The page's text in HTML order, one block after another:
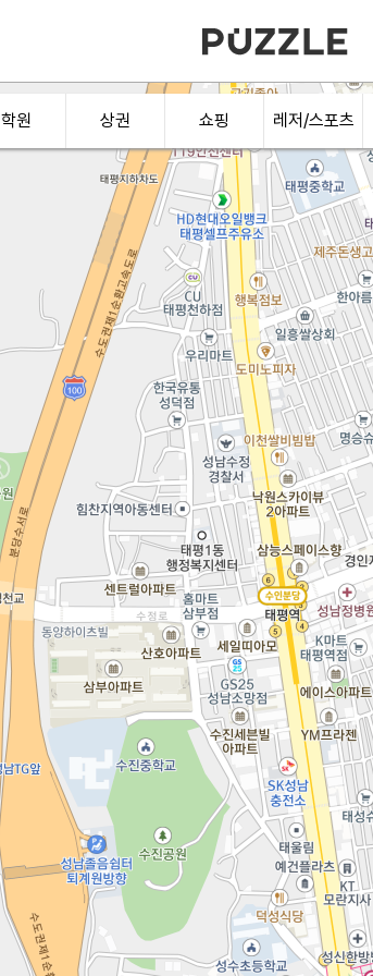
학원 상권 쇼핑 레저/스포츠